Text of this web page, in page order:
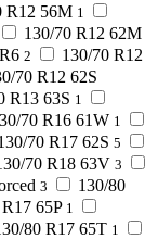
R12 56M 1
130/70 R12 62M
2
130/70 R12
70 R12 62S
R13 63S 1
70 R16 61W 1
70 R17 62S 5
70 R18 63V 3
3
130/80
65P 1
80 R17 65T 1